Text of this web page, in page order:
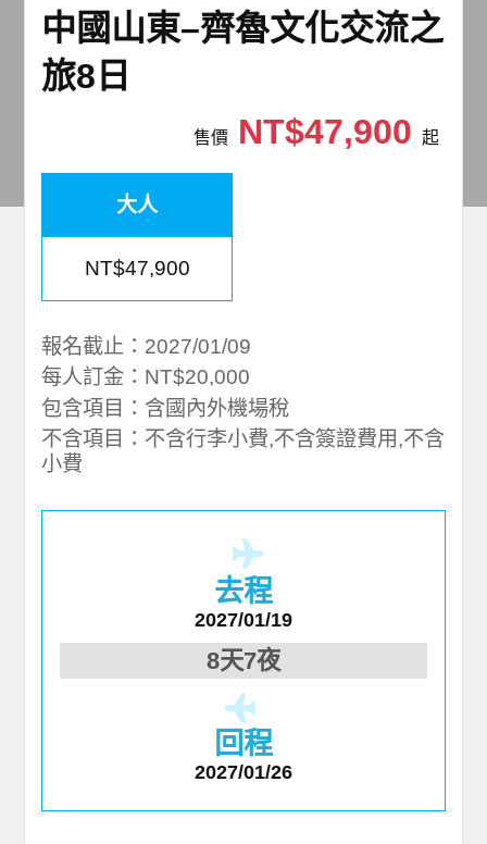
中國山東–齊魯文化交流之
旅8日
售價NT$47,900 起
大人
NT$47,900
報名截止：2027/01/09
每人訂金：NT$20,000
包含項目：含國內外機場稅
不含項目：不含行李小費,不含簽證費用,不含
小費
去程
2027/01/19
8天7夜
回程
2027/01/26